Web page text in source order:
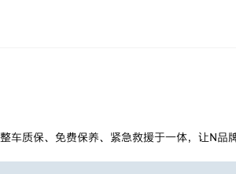
车质保、免费保养、紧急救援于一体，让N品